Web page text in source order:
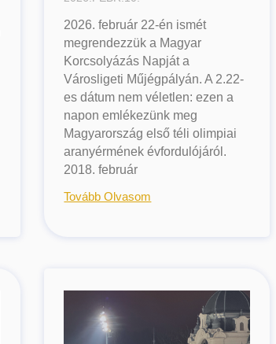
2026. február 22-én ismét
megrendezzük a Magyar
Korcsolyázás Napját a
Városligeti Műjégpályán. A 2.22-
es dátum nem véletlen: ezen a
napon emlékezünk meg
Magyarország első téli olimpiai
aranyérmének évfordulójáról.
2018. február
Tovább Olvasom